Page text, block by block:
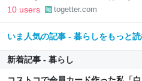
け」と言われていたので、嫁ぎ先
切っていた
10 users togetter.com
いま人気の記事 - 暮らしをもっと
新着記事 - 暮らし